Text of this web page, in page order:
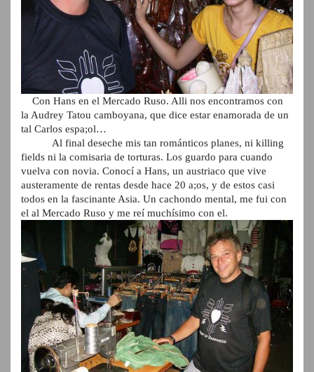
Con Hans en el Mercado Ruso. Alli nos encontramos con
la Audrey Tatou camboyana, que dice estar enamorada de un
tal Carlos espa;ol…
Al final deseche mis tan románticos planes, ni killing
fields ni la comisaria de torturas. Los guardo para cuando
vuelva con novia. Conocí a Hans, un austriaco que vive
austeramente de rentas desde hace 20 a;os, y de estos casi
todos en la fascinante Asia. Un cachondo mental, me fui con
el al Mercado Ruso y me reí muchísimo con el.